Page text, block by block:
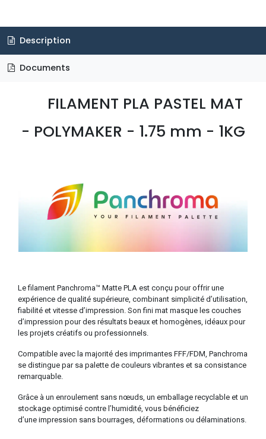
Description
Documents
FILAMENT PLA PASTEL MAT
- POLYMAKER - 1.75 mm - 1KG
Le filament Panchroma™ Matte PLA est conçu pour offrir une
expérience de qualité supérieure, combinant simplicité d’utilisation,
fiabilité et vitesse d’impression. Son fini mat masque les couches
d’impression pour des résultats beaux et homogènes, idéaux pour
les projets créatifs ou professionnels.
Compatible avec la majorité des imprimantes FFF/FDM, Panchroma
se distingue par sa palette de couleurs vibrantes et sa consistance
remarquable.
Grâce à un enroulement sans nœuds, un emballage recyclable et un
stockage optimisé contre l’humidité, vous bénéficiez
d’une impression sans bourrages, déformations ou délaminations.